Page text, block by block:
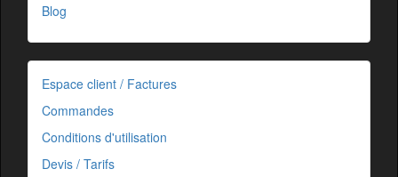
Blog
Espace client / Factures
Commandes
Conditions d'utilisation
Devis / Tarifs